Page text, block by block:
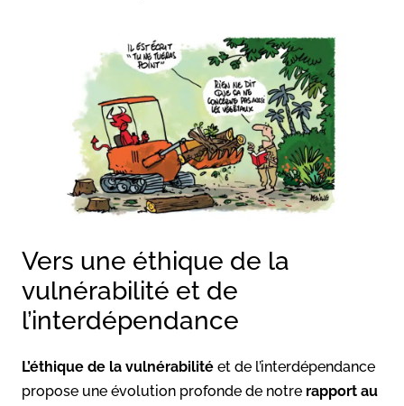
Vers une éthique de la
vulnérabilité et de
l’interdépendance
L’éthique de la vulnérabilité et de l’interdépendance
propose une évolution profonde de notre rapport au